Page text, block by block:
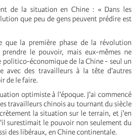
de la situation en Chine : « Dans les
que peu de gens peuvent prédire est
que la première phase de la révolution
le pouvoir, mais eux-mêmes ne
politico-économique de la Chine - seul un
avec des travailleurs à la tête d'autres
de le faire.
optimiste à l'époque. J'ai commencé
travailleurs chinois au tournant du siècle
la situation sur le terrain, et j'en
surestimait le pouvoir non seulement du
des libéraux, en Chine continentale.